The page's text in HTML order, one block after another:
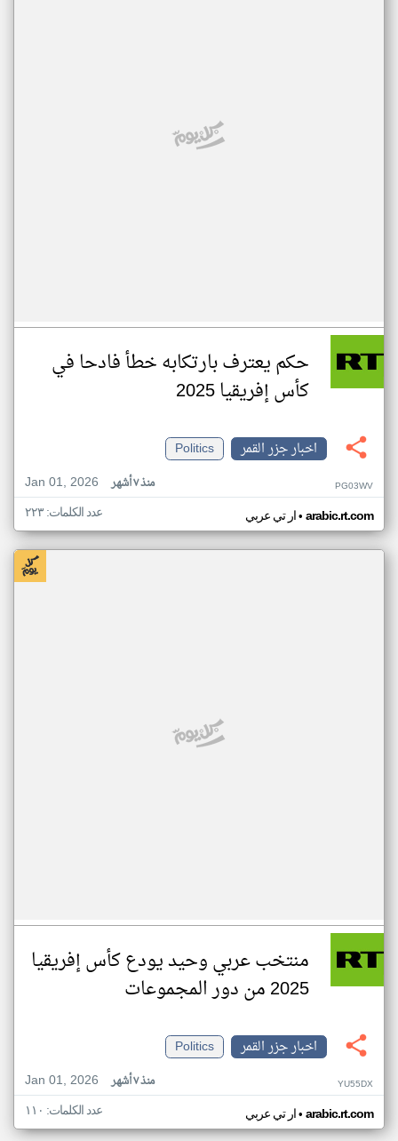
حكم يعترف بارتكابه خطأ فادحا في
كأس إفريقيا 2025
اخبار جزر القمر
Politics
Jan 01, 2026
منذ ٧ أشهر PG03WV
ار تي عربي• arabic.rt.com عدد الكلمات: ٢٢٣
منتخب عربي وحيد يودع كأس إفريقيا
2025 من دور المجموعات
اخبار جزر القمر
Politics
Jan 01, 2026
منذ ٧ أشهر YU55DX
ار تي عربي• arabic.rt.com عدد الكلمات: ١١٠